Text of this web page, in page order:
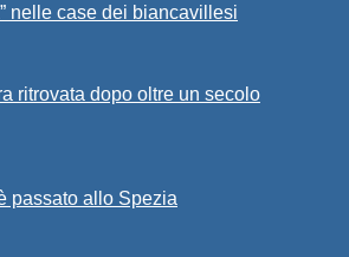
nelle case dei biancavillesi
ritrovata dopo oltre un secolo
passato allo Spezia